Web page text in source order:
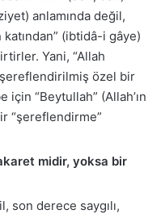
anlamında değil,
katından” (ibtidâ-i gâye)
Yani, “Allah
şereflendirilmiş özel bir
için “Beytullah” (Allah’ın
“şereflendirme”
midir, yoksa bir
son derece saygılı,